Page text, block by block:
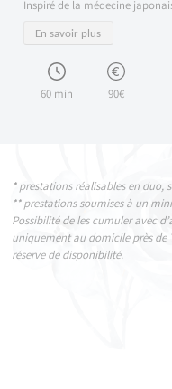
Inspiré de la médecine
En savoir plus
60 min 90€
* prestations réalisables en duo,
** prestations soumises à un
Possibilité de les cumuler avec
uniquement au domicile près de
réserve de disponibilité.